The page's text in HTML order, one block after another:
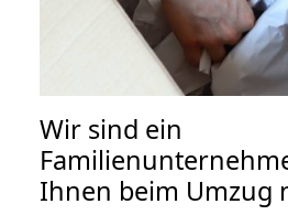
Wir sind ein
Ihnen beim Umzug